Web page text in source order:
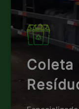
Coleta